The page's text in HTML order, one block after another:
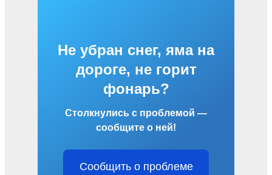
Не убран снег, яма на
дороге, не горит
фонарь?
Столкнулись с проблемой —
сообщите о ней!
Сообщить о проблеме